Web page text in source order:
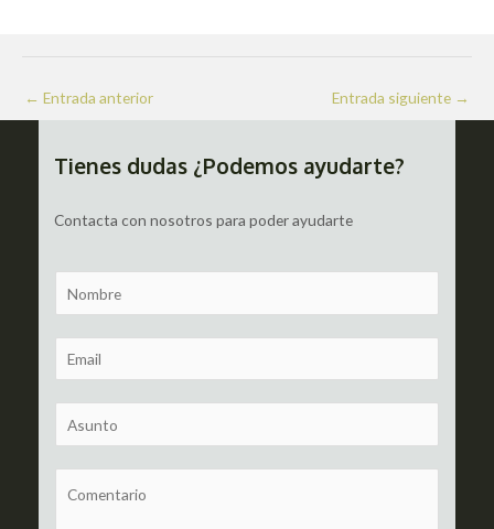
Navegación
de
← Entrada anterior Entrada siguiente →
Tienes dudas ¿Podemos ayudarte?
Contacta con nosotros para poder ayudarte
a
m
m
a
u
b